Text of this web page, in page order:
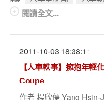
閱讀全文...
2011-10-03 18:38:11
【人車軼事】擁抱年輕
Coupe
作者 楊欣儒 Yang Hsin-